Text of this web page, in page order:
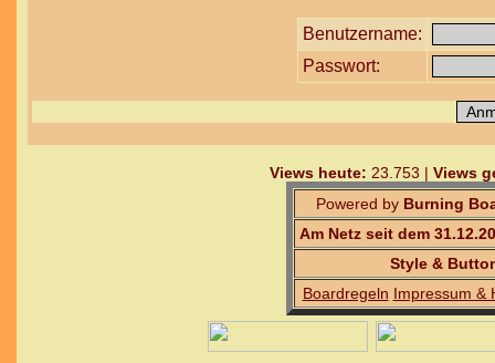
Benutzername:
Passwort:
Views heute: 23.753 | Views
Powered by Burning
Am Netz seit dem
Style &
Boardregeln Impressum &